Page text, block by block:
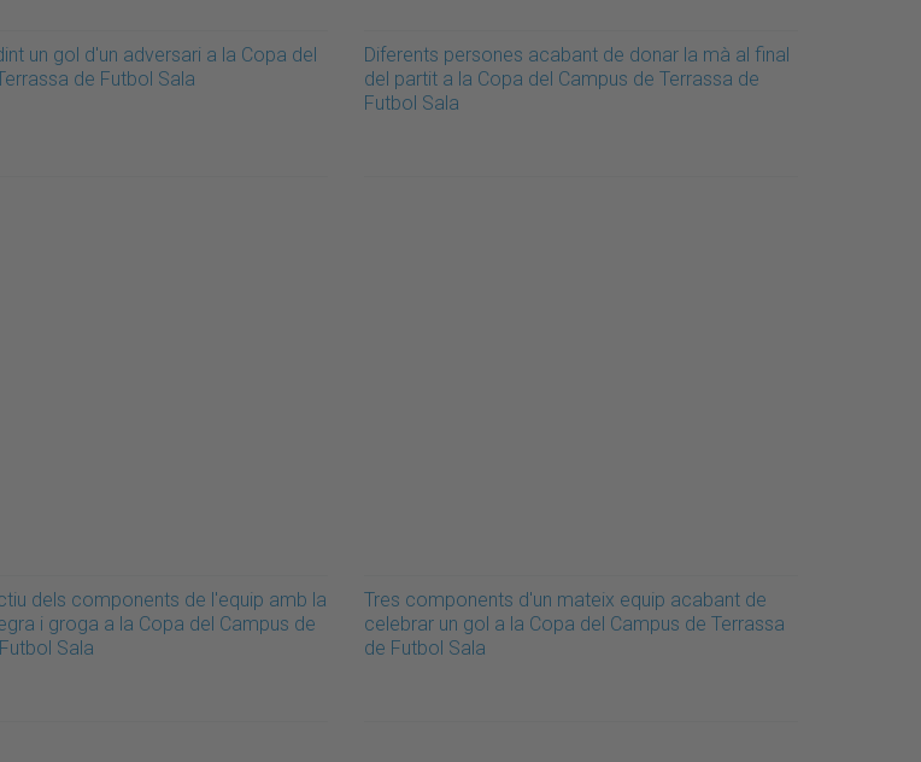
un gol d'un adversari a la Copa del
de Futbol Sala
Diferents persones acabant de donar la mà al final
del partit a la Copa del Campus de Terrassa de
Futbol Sala
dels components de l'equip amb la
i groga a la Copa del Campus de
Sala
Tres components d'un mateix equip acabant de
celebrar un gol a la Copa del Campus de Terrassa
de Futbol Sala